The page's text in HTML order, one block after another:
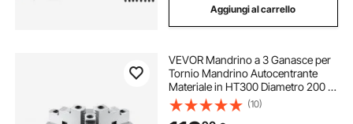
Aggiungi al carrello
VEVOR Mandrino a 3 Ganasce per
Tornio Mandrino Autocentrante
Materiale in HT300 Diametro 200 ±
5 mm, Mandrino per Tornio a 3
Griffe Gamma di Serraggio 4-
(10)